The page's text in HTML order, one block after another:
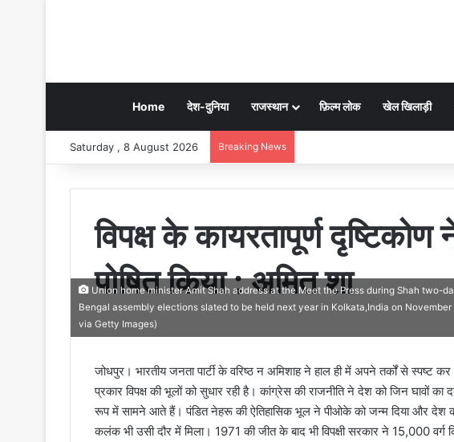
Home देश-दुनिया राजस्थान फ़िल्म लोक खेल खिलाड़ी
Saturday , 8 August 2026 Breaking News
विपक्ष के कायरतापूर्ण
पोषित किया : अमित शा
Union home minister Amit Shah address at the Meet the Press during Shah two-
Bengal assembly elections slated to be held next year in Kolkata,India on
via Getty Images)
जोधपुर। भारतीय जनता पार्टी के वरिष्ठ न अमिशाह ने हाल ही में अपने तर्कों से स्पष्ट कर
प्रकार विपक्ष की भूलों को सुधार रही है। कांग्रेस की राजनीति ने देश को जिन घावों का
रूप में सामने आते हैं। पंडित नेहरू की ऐतिहासिक भूल ने पीओके को जन्म दिया और देश
कलंक भी उसी दौर में मिला। 1971 की जीत के बाद भी विपक्षी सरकार ने 15,000